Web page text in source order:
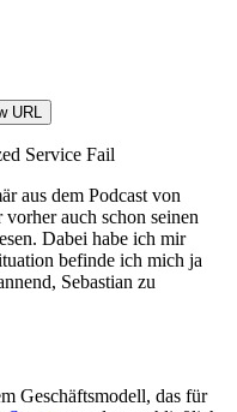
URL
Service Fail
aus dem Podcast von
vorher auch schon seinen
Dabei habe ich mir
befinde ich mich ja
Sebastian zu
Geschäftsmodell, das für